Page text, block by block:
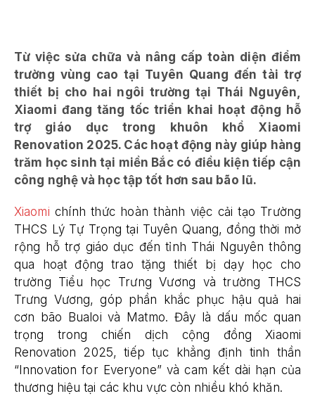
Từ việc sửa chữa và nâng cấp toàn diện điểm
trường vùng cao tại Tuyên Quang đến tài trợ
thiết bị cho hai ngôi trường tại Thái Nguyên,
Xiaomi đang tăng tốc triển khai hoạt động hỗ
trợ giáo dục trong khuôn khổ Xiaomi
Renovation 2025. Các hoạt động này giúp hàng
trăm học sinh tại miền Bắc có điều kiện tiếp cận
công nghệ và học tập tốt hơn sau bão lũ.
Xiaomi chính thức hoàn thành việc cải tạo Trường
THCS Lý Tự Trọng tại Tuyên Quang, đồng thời mở
rộng hỗ trợ giáo dục đến tỉnh Thái Nguyên thông
qua hoạt động trao tặng thiết bị dạy học cho
trường Tiểu học Trưng Vương và trường THCS
Trưng Vương, góp phần khắc phục hậu quả hai
cơn bão Bualoi và Matmo. Đây là dấu mốc quan
trọng trong chiến dịch cộng đồng Xiaomi
Renovation 2025, tiếp tục khẳng định tinh thần
“Innovation for Everyone” và cam kết dài hạn của
thương hiệu tại các khu vực còn nhiều khó khăn.